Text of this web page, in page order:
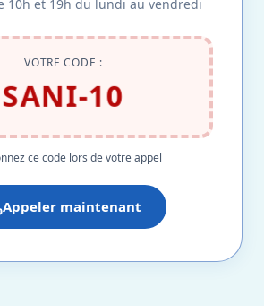
10h et 19h du lundi au vendredi
VOTRE CODE :
SANI-10
ce code lors de votre appel
Appeler maintenant